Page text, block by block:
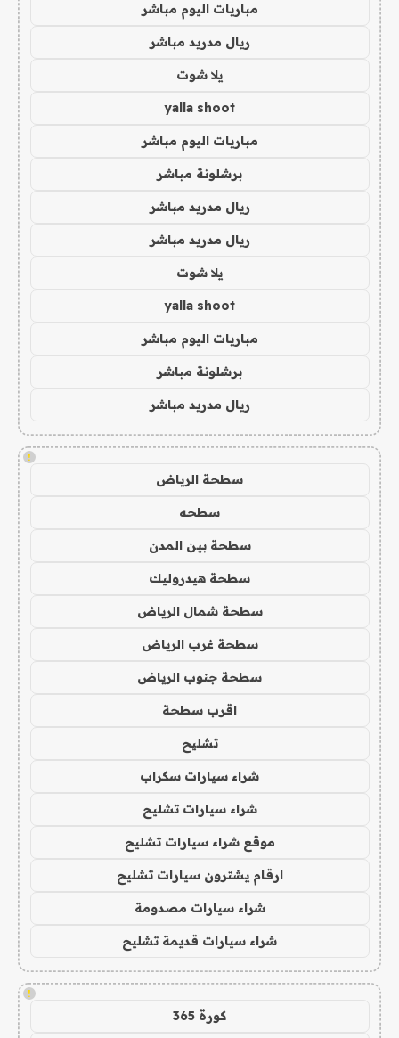
مباريات اليوم مباشر
ريال مدريد مباشر
يلا شوت
yalla shoot
مباريات اليوم مباشر
برشلونة مباشر
ريال مدريد مباشر
ريال مدريد مباشر
يلا شوت
yalla shoot
مباريات اليوم مباشر
برشلونة مباشر
ريال مدريد مباشر
!
سطحة الرياض
سطحه
سطحة بين المدن
سطحة هيدروليك
سطحة شمال الرياض
سطحة غرب الرياض
سطحة جنوب الرياض
اقرب سطحة
تشليح
شراء سيارات سكراب
شراء سيارات تشليح
موقع شراء سيارات تشليح
ارقام يشترون سيارات تشليح
شراء سيارات مصدومة
شراء سيارات قديمة تشليح
!
كورة 365